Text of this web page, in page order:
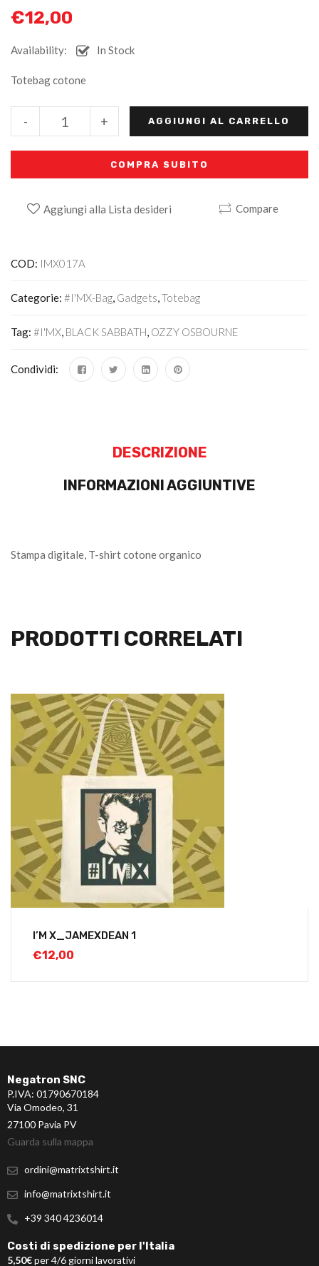
€12,00
Availability: In Stock
Totebag cotone
+
- AGGIUNGI AL CARRELLO
COMPRA SUBITO
Aggiungi alla Lista desideri Compare
Alternative:
COD: IMX017A
Categorie: #I'MX-Bag, Gadgets,Totebag
Tag: #I'MX, BLACK SABBATH, OZZY OSBOURNE
Condividi:
DESCRIZIONE
INFORMAZIONI AGGIUNTIVE
Stampa digitale, T-shirt cotone organico
PRODOTTI CORRELATI
I’M X_JAMEXDEAN 1
€12,00
Negatron SNC
P.IVA: 01790670184
Via Omodeo, 31
27100 Pavia PV
Guarda sulla mappa
ordini@matrixtshirt.it
info@matrixtshirt.it
+39 340 4236014
Costi di spedizione per l'Italia
5,50€per 4/6 giorni lavorativi